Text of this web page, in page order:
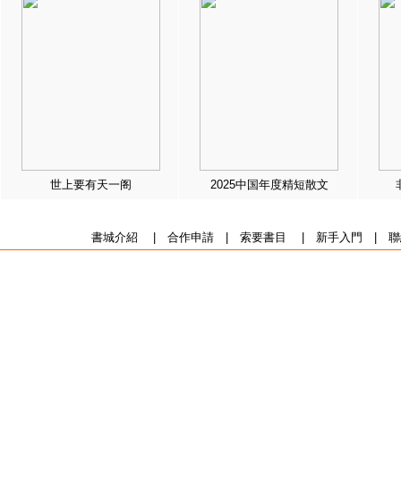
世上要有天一阁 2025中国年度精短散文
書城介紹 合作申請| 索要書目 新手入門